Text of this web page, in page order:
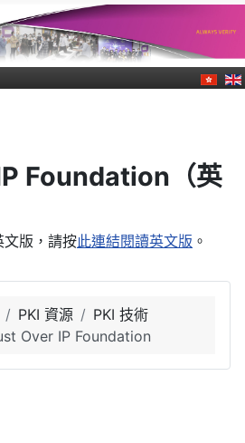
Foundation（英
文版，請按此連結閱讀英文版 。
PKI 資源
PKI 技術
Over IP Foundation